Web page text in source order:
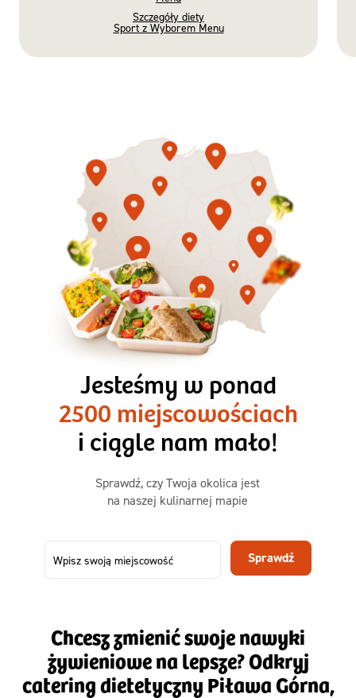
Szczegóły diety
Sport z Wyborem Menu
3 razy TAK
1500kcal - 2250kcal
3 sycące posiłki o większej objętości. Mniej dań,
ta sama wygoda!
50,31 zł
73,99
-32%
Menu
Jesteśmy w ponad
2500 miejscowościach
i ciągle nam mało!
Sprawdź, czy Twoja okolica jest
na naszej kulinarnej mapie
Sprawdź
Chcesz zmienić swoje nawyki
żywieniowe na lepsze? Odkryj
catering dietetyczny Piława Górna,